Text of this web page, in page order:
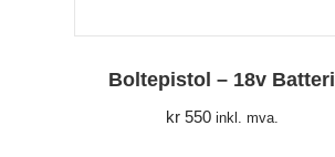
Boltepistol – 18v Batteri
kr550 inkl. mva.